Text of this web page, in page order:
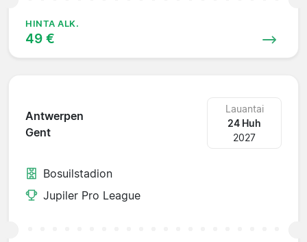
HINTA ALK.
49 €
Antwerpen
Gent
Lauantai
24 Huh
2027
Bosuilstadion
Jupiler Pro League